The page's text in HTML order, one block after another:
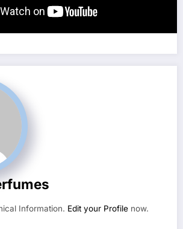
Information. Edit your Profile now.